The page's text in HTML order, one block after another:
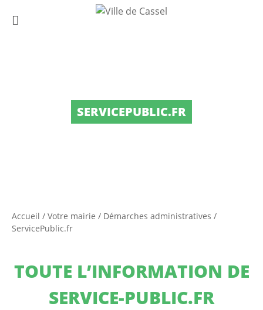
SERVICEPUBLIC.FR
Accueil / Votre mairie / Démarches administratives /
ServicePublic.fr
TOUTE L’INFORMATION DE
SERVICE-PUBLIC.FR